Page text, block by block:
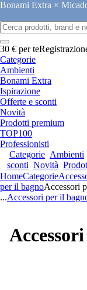
Bonami Extra ×
30 € per te
Categorie
Ambienti
Bonami Extra
Ispirazione
Offerte e sconti
Novità
Prodotti premium
TOP100
Professionisti
Categorie Ambienti
sconti Novità
HomeCategorie
per il bagnoAccessori
...Accessori per il